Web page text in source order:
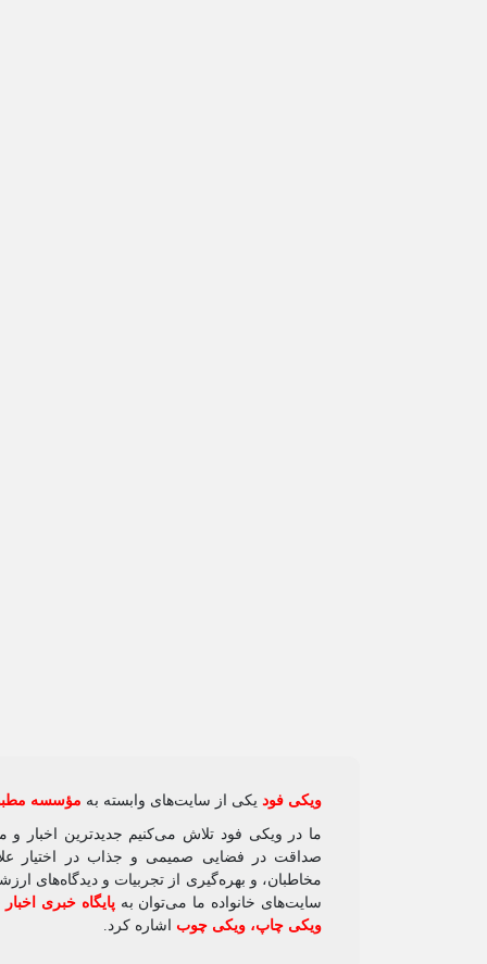
ویکی‌ فود یکی از سایت‌های وابسته به مؤسسه
ما در ویکی‌ فود تلاش می‌کنیم جدیدترین اخبار
صداقت در فضایی صمیمی و جذاب در اختیار
مخاطبان، و بهره‌گیری از تجربیات و دیدگاه‌های
سایت‌های خانواده ما می‌توان بهپایگاه خبری
ویکی چاپ، ویکی چوب اشاره کرد.